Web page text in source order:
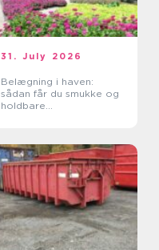
31. July 2026
Belægning i haven:
sådan får du smukke og
holdbare